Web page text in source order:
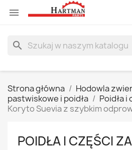

search
Strona główna Hodowla
pastwiskowe i poidła
Poidła
Koryto Suevia z szybkim
POIDŁA I CZĘŚCI